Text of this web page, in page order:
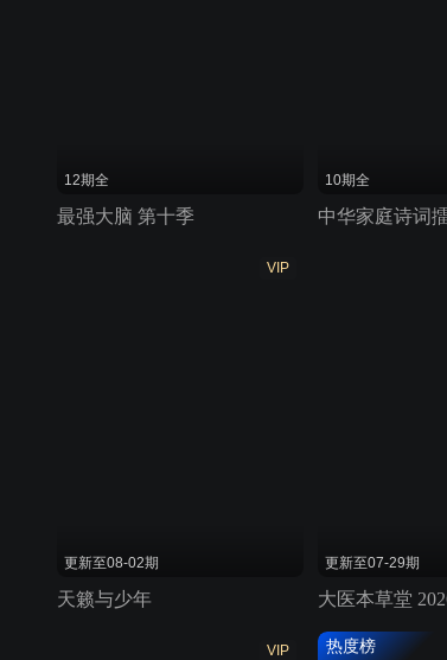
12期全
最强大脑 第十季
10期全
中华家庭诗词
VIP
更新至08-02期
天籁与少年
更新至07-29期
大医本草堂
VIP 热度榜